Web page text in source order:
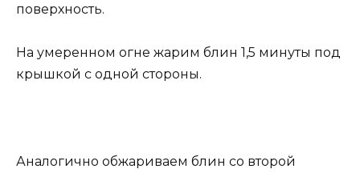
поверхность.
На умеренном огне жарим блин 1,5 минуты под
крышкой с одной стороны.
Аналогично обжариваем блин со второй